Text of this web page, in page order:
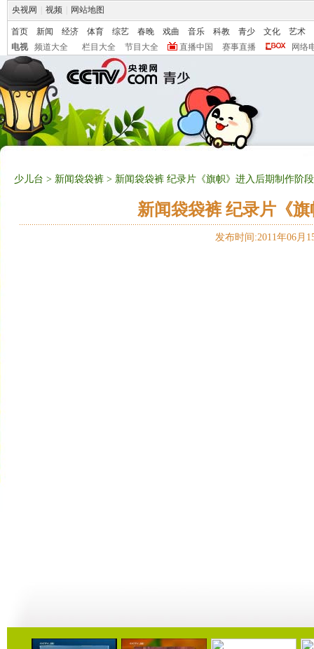
央视网 视频 网站地图
首页 新闻 经济 体育 综艺 春晚 戏曲 音乐 科教 青少 文化
艺术
电视
频道大全 栏目大全 节目大全 直播中国 赛事直播 网络
少儿台 > 新闻袋袋裤 > 新闻袋袋裤 纪录片《旗帜》进入后期制作阶段
新闻袋袋裤 纪录片《
发布时间:2011年06月
01:24 01:26 01:21